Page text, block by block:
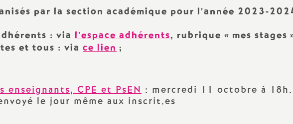
PSYEN
AED
CFC Greta
Archives 2022 2023
Archives 2021 2022
Outils pour les S1
Congrès et
Administrative
par la section académique pour l’année 2023-
: via l’espace adhérents, rubrique « mes stages
et tous : via ce lien;
CPE et PsEN : mercredi 11 octobre à
le jour même aux inscrit.es